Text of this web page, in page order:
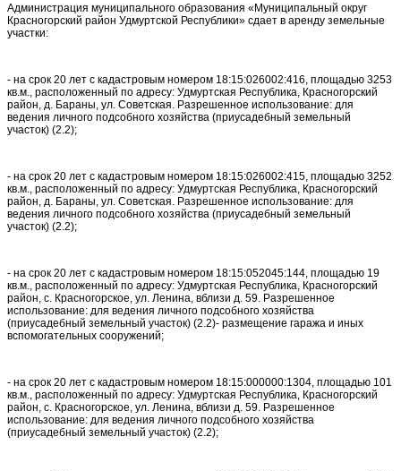
Администрация муниципального образования «Муниципальный округ
Красногорский район Удмуртской Республики» сдает в аренду земельные
участки:
- на срок 20 лет с кадастровым номером 18:15:026002:416, площадью 3253
кв.м., расположенный по адресу: Удмуртская Республика, Красногорский
район, д. Бараны, ул. Советская. Разрешенное использование: для
ведения личного подсобного хозяйства (приусадебный земельный
участок) (2.2);
- на срок 20 лет с кадастровым номером 18:15:026002:415, площадью 3252
кв.м., расположенный по адресу: Удмуртская Республика, Красногорский
район, д. Бараны, ул. Советская. Разрешенное использование: для
ведения личного подсобного хозяйства (приусадебный земельный
участок) (2.2);
- на срок 20 лет с кадастровым номером 18:15:052045:144, площадью 19
кв.м., расположенный по адресу: Удмуртская Республика, Красногорский
район, с. Красногорское, ул. Ленина, вблизи д. 59. Разрешенное
использование: для ведения личного подсобного хозяйства
(приусадебный земельный участок) (2.2)- размещение гаража и иных
вспомогательных сооружений;
- на срок 20 лет с кадастровым номером 18:15:000000:1304, площадью 101
кв.м., расположенный по адресу: Удмуртская Республика, Красногорский
район, с. Красногорское, ул. Ленина, вблизи д. 59. Разрешенное
использование: для ведения личного подсобного хозяйства
(приусадебный земельный участок) (2.2);